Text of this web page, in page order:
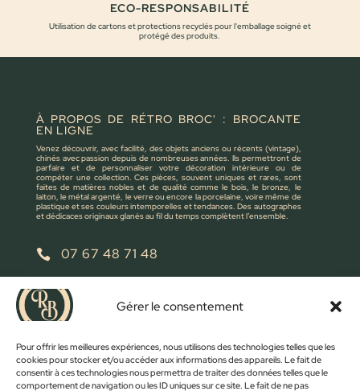
Gérer le consentement
Pour offrir les meilleures expériences, nous utilisons des technologies telles que les
cookies pour stocker et/ou accéder aux informations des appareils. Le fait de
consentir à ces technologies nous permettra de traiter des données telles que le
comportement de navigation ou les ID uniques sur ce site. Le fait de ne pas
ECO-RESPONSABILITÉ
Utilisation de cartons et protections recyclés pour l'emballage soigné et
protégé des produits.
À PROPOS DE RÉTRO BROC' : BROCANTE
EN LIGNE
Venez découvrir, avec facilité, des objets anciens ou récents (vintage),
chinés avec passion depuis de nombreuses années. Ils permettront de
parfaire et de personnaliser votre décoration intérieure ou de
compéter une collection. Ces pièces, souvent uniques et rares, sont
faites de matières nobles et de qualité comme le bois, le bronze, le
laiton, le métal argenté, le verre ou encore la porcelaine, voire même de
plastique et ses couleurs intemporelles et tendances. Des autographes
et dédicaces originaux glanés au fil du temps complètent l’ensemble.
 07 67 48 71 48
 retrobroc85@gmail.com